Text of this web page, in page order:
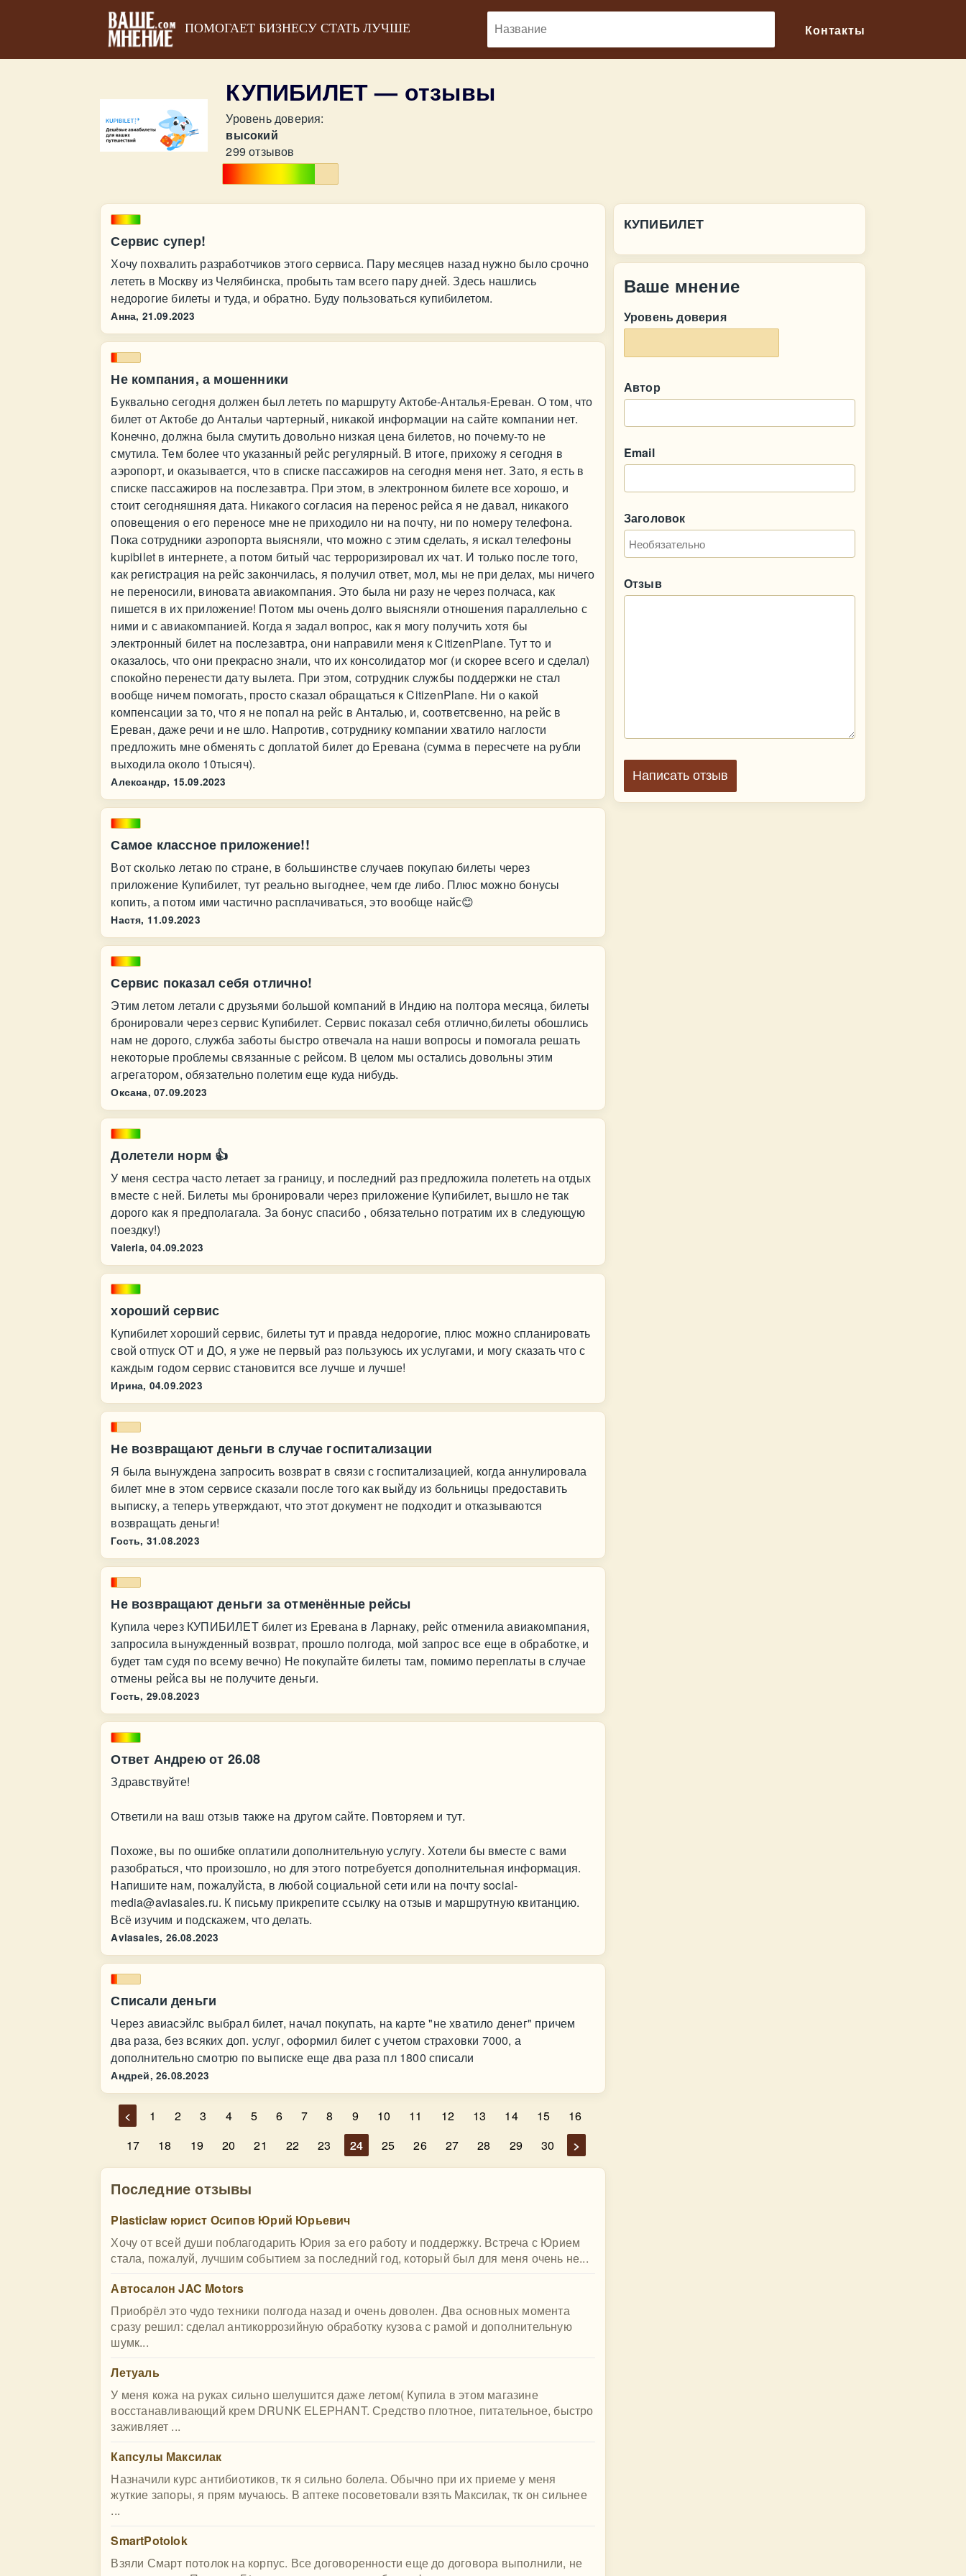
ПОМОГАЕТ БИЗНЕСУ СТАТЬ ЛУЧШЕ Контакты
КУПИБИЛЕТ — отзывы
Уровень доверия:
высокий
299 отзывов
Сервис супер!
Хочу похвалить разработчиков этого сервиса. Пару месяцев назад нужно было срочно
лететь в Москву из Челябинска, пробыть там всего пару дней. Здесь нашлись
недорогие билеты и туда, и обратно. Буду пользоваться купибилетом.
Анна, 21.09.2023
Не компания, а мошенники
Буквально сегодня должен был лететь по маршруту Актобе-Анталья-Ереван. О том, что
билет от Актобе до Антальи чартерный, никакой информации на сайте компании нет.
Конечно, должна была смутить довольно низкая цена билетов, но почему-то не
смутила. Тем более что указанный рейс регулярный. В итоге, прихожу я сегодня в
аэропорт, и оказывается, что в списке пассажиров на сегодня меня нет. Зато, я есть в
списке пассажиров на послезавтра. При этом, в электронном билете все хорошо, и
стоит сегодняшняя дата. Никакого согласия на перенос рейса я не давал, никакого
оповещения о его переносе мне не приходило ни на почту, ни по номеру телефона.
Пока сотрудники аэропорта выясняли, что можно с этим сделать, я искал телефоны
kupibilet в интернете, а потом битый час терроризировал их чат. И только после того,
как регистрация на рейс закончилась, я получил ответ, мол, мы не при делах, мы ничего
не переносили, виновата авиакомпания. Это была ни разу не через полчаса, как
пишется в их приложение! Потом мы очень долго выясняли отношения параллельно с
ними и с авиакомпанией. Когда я задал вопрос, как я могу получить хотя бы
электронный билет на послезавтра, они направили меня к CitizenPlane. Тут то и
оказалось, что они прекрасно знали, что их консолидатор мог (и скорее всего и сделал)
спокойно перенести дату вылета. При этом, сотрудник службы поддержки не стал
вообще ничем помогать, просто сказал обращаться к CitizenPlane. Ни о какой
компенсации за то, что я не попал на рейс в Анталью, и, соответсвенно, на рейс в
Ереван, даже речи и не шло. Напротив, сотруднику компании хватило наглости
предложить мне обменять с доплатой билет до Еревана (сумма в пересчете на рубли
выходила около 10тысяч).
Александр, 15.09.2023
Самое классное приложение!!
Вот сколько летаю по стране, в большинстве случаев покупаю билеты через
приложение Купибилет, тут реально выгоднее, чем где либо. Плюс можно бонусы
копить, а потом ими частично расплачиваться, это вообще найс😊
Настя, 11.09.2023
Сервис показал себя отлично!
Этим летом летали с друзьями большой компаний в Индию на полтора месяца, билеты
бронировали через сервис Купибилет. Сервис показал себя отлично,билеты обошлись
нам не дорого, служба заботы быстро отвечала на наши вопросы и помогала решать
некоторые проблемы связанные с рейсом. В целом мы остались довольны этим
агрегатором, обязательно полетим еще куда нибудь.
Оксана, 07.09.2023
Долетели норм 👍
У меня сестра часто летает за границу, и последний раз предложила полететь на отдых
вместе с ней. Билеты мы бронировали через приложение Купибилет, вышло не так
дорого как я предполагала. За бонус спасибо , обязательно потратим их в следующую
поездку!)
Valeria, 04.09.2023
хороший сервис
Купибилет хороший сервис, билеты тут и правда недорогие, плюс можно спланировать
свой отпуск ОТ и ДО, я уже не первый раз пользуюсь их услугами, и могу сказать что с
каждым годом сервис становится все лучше и лучше!
Ирина, 04.09.2023
Не возвращают деньги в случае госпитализации
Я была вынуждена запросить возврат в связи с госпитализацией, когда аннулировала
билет мне в этом сервисе сказали после того как выйду из больницы предоставить
выписку, а теперь утверждают, что этот документ не подходит и отказываются
возвращать деньги!
Гость, 31.08.2023
Не возвращают деньги за отменённые рейсы
Купила через КУПИБИЛЕТ билет из Еревана в Ларнаку, рейс отменила авиакомпания,
запросила вынужденный возврат, прошло полгода, мой запрос все еще в обработке, и
будет там судя по всему вечно) Не покупайте билеты там, помимо переплаты в случае
отмены рейса вы не получите деньги.
Гость, 29.08.2023
Ответ Андрею от 26.08
Здравствуйте!
Ответили на ваш отзыв также на другом сайте. Повторяем и тут.
Похоже, вы по ошибке оплатили дополнительную услугу. Хотели бы вместе с вами
разобраться, что произошло, но для этого потребуется дополнительная информация.
Напишите нам, пожалуйста, в любой социальной сети или на почтуsocial-
media@aviasales.ru. К письму прикрепите ссылку на отзыв и маршрутную квитанцию.
Всё изучим и подскажем, что делать.
Aviasales, 26.08.2023
Списали деньги
Через авиасэйлс выбрал билет, начал покупать, на карте "не хватило денег" причем
два раза, без всяких доп. услуг, оформил билет с учетом страховки 7000, а
дополнительно смотрю по выписке еще два раза пл 1800 списали
Андрей, 26.08.2023
< 1 2 3 4 5 6 7 8 9 10 11 12 13 14 15
16
17
18 19 20 21 22 23 24 25 26 27 28 29 30 >
Последние отзывы
Plasticlaw юрист Осипов Юрий Юрьевич
Хочу от всей души поблагодарить Юрия за его работу и поддержку. Встреча с Юрием
стала, пожалуй, лучшим событием за последний год, который был для меня очень не...
Автосалон JAC Motors
Приобрёл это чудо техники полгода назад и очень доволен. Два основных момента
сразу решил: сделал антикоррозийную обработку кузова с рамой и дополнительную
шумк...
Летуаль
У меня кожа на руках сильно шелушится даже летом( Купила в этом магазине
восстанавливающий крем DRUNK ELEPHANT. Средство плотное, питательное, быстро
заживляет ...
Капсулы Максилак
Назначили курс антибиотиков, тк я сильно болела. Обычно при их приеме у меня
жуткие запоры, я прям мучаюсь. В аптеке посоветовали взять Максилак, тк он сильнее
...
SmartPotolok
Взяли Смарт потолок на корпус. Все договоренности еще до договора выполнили, не
КУПИБИЛЕТ
Ваше мнение
Уровень доверия
Автор
Email
Заголовок
Отзыв
Написать отзыв